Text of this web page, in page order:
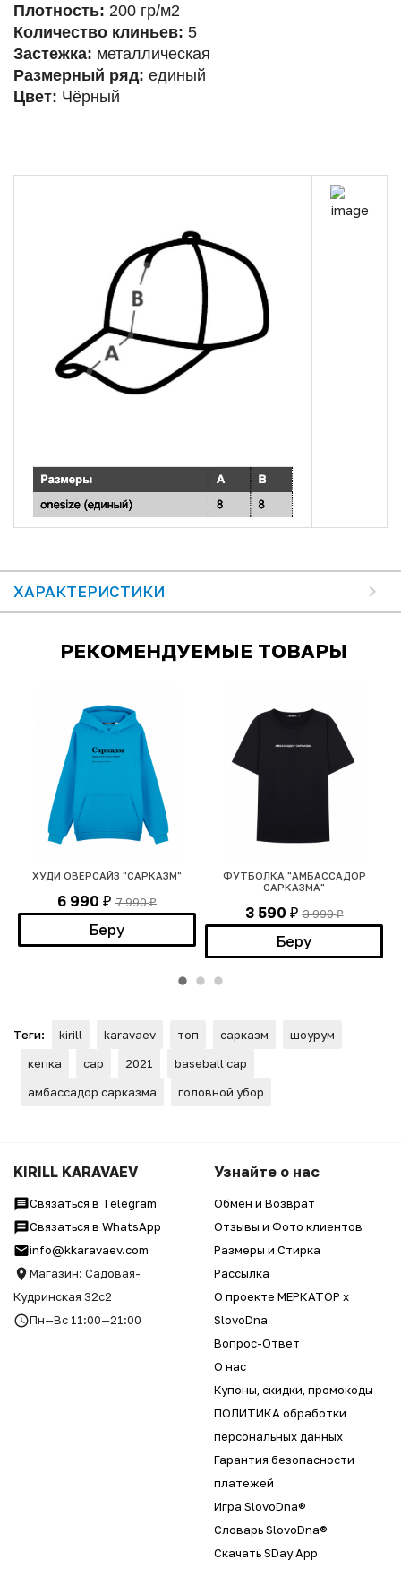
Плотность: 200 гр/м2
Количество клиньев: 5
Застежка: металлическая
Размерный ряд: единый
Цвет: Чёрный
ХАРАКТЕРИСТИКИ
РЕКОМЕНДУЕМЫЕ ТОВАРЫ
ХУДИ ОВЕРСАЙЗ "САРКАЗМ"
6 990 ₽ 7 990₽
Беру
ФУТБОЛКА "АМБАССАДОР
САРКАЗМА"
3 590 ₽ 3 990₽
Беру
Теги: kirill karavaev топ сарказм
шоурум
кепка
cap 2021
baseball cap
амбассадор сарказма
головной убор
KIRILL KARAVAEV
Связаться в Telegram
Связаться в WhatsApp
info@kkaravaev.com
Магазин: Садовая-
Кудринская 32с2
Пн—Вс 11:00—21:00
Узнайте о нас
Обмен и Возврат
Отзывы и Фото клиентов
Размеры и Стирка
Рассылка
О проекте МЕРКАТОР x
SlovoDna
Вопрос-Ответ
О нас
Купоны, скидки, промокоды
ПОЛИТИКА обработки
персональных данных
Гарантия безопасности
платежей
Игра SlovoDna®
Словарь SlovoDna®
Скачать SDay App